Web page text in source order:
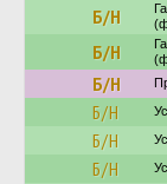
Б/Н
Б/Н
Б/Н
Б/Н
Б/Н
Б/Н